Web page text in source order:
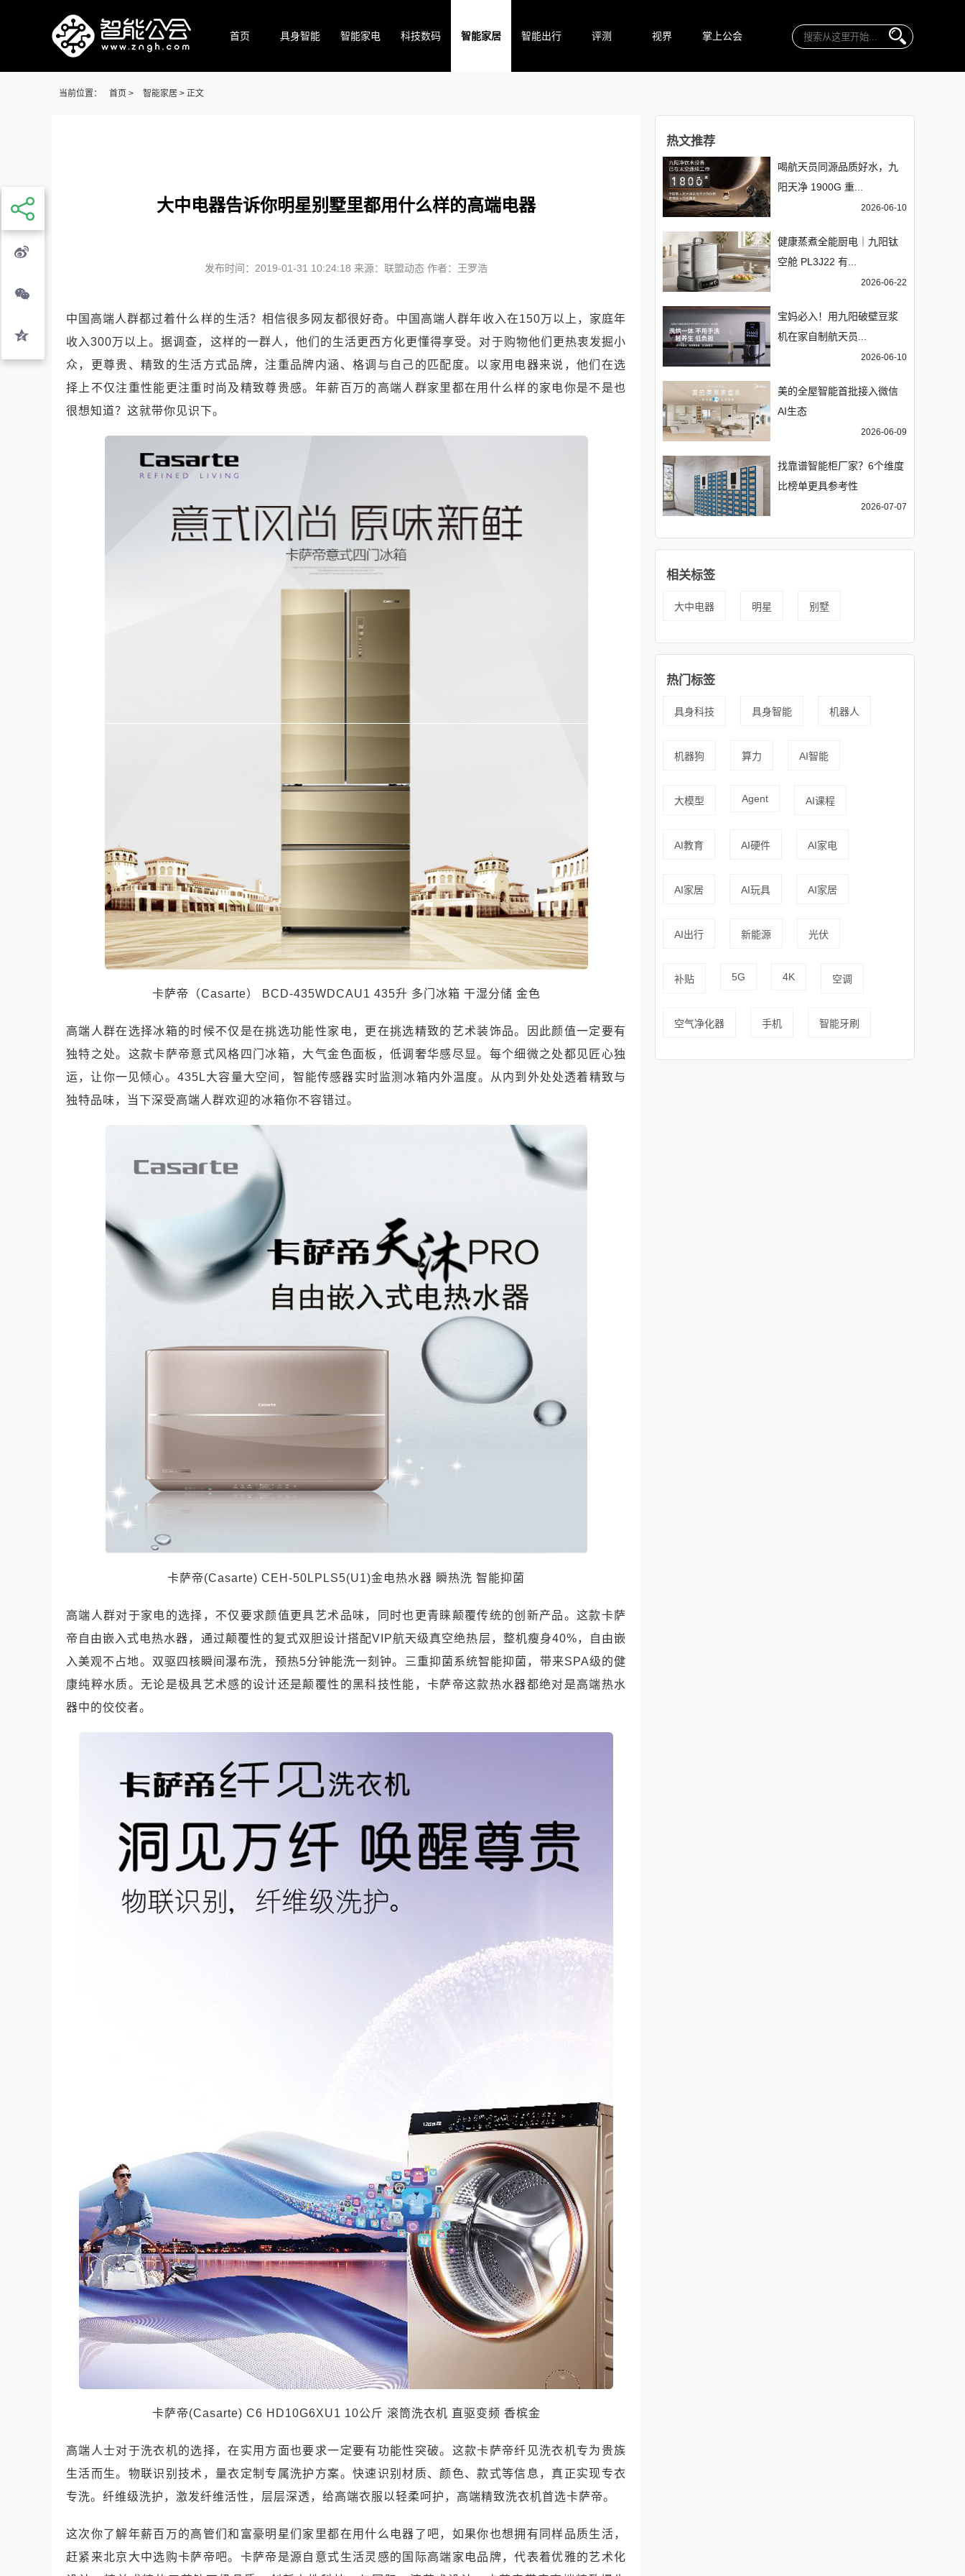
首页 具身智能 智能家电 科技数码 智能家居 智能出行 评测 视界 掌上公会
当前位置： 首页 > 智能家居 > 正文
大中电器告诉你明星别墅里都用什么样的高端电器
发布时间：2019-01-31 10:24:18 来源：联盟动态 作者：王罗浩
中国高端人群都过着什么样的生活？相信很多网友都很好奇。中国高端人群年收入在150万以上，家庭年
收入300万以上。据调查，这样的一群人，他们的生活更西方化更懂得享受。对于购物他们更热衷发掘小
众，更尊贵、精致的生活方式品牌，注重品牌内涵、格调与自己的匹配度。以家用电器来说，他们在选
择上不仅注重性能更注重时尚及精致尊贵感。年薪百万的高端人群家里都在用什么样的家电你是不是也
很想知道？这就带你见识下。
卡萨帝（Casarte） BCD-435WDCAU1 435升 多门冰箱 干湿分储 金色
高端人群在选择冰箱的时候不仅是在挑选功能性家电，更在挑选精致的艺术装饰品。因此颜值一定要有
独特之处。这款卡萨帝意式风格四门冰箱，大气金色面板，低调奢华感尽显。每个细微之处都见匠心独
运，让你一见倾心。435L大容量大空间，智能传感器实时监测冰箱内外温度。从内到外处处透着精致与
独特品味，当下深受高端人群欢迎的冰箱你不容错过。
卡萨帝(Casarte) CEH-50LPLS5(U1)金电热水器 瞬热洗 智能抑菌
高端人群对于家电的选择，不仅要求颜值更具艺术品味，同时也更青睐颠覆传统的创新产品。这款卡萨
帝自由嵌入式电热水器，通过颠覆性的复式双胆设计搭配VIP航天级真空绝热层，整机瘦身40%，自由嵌
入美观不占地。双驱四核瞬间瀑布洗，预热5分钟能洗一刻钟。三重抑菌系统智能抑菌，带来SPA级的健
康纯粹水质。无论是极具艺术感的设计还是颠覆性的黑科技性能，卡萨帝这款热水器都绝对是高端热水
器中的佼佼者。
卡萨帝(Casarte) C6 HD10G6XU1 10公斤 滚筒洗衣机 直驱变频 香槟金
高端人士对于洗衣机的选择，在实用方面也要求一定要有功能性突破。这款卡萨帝纤见洗衣机专为贵族
生活而生。物联识别技术，量衣定制专属洗护方案。快速识别材质、颜色、款式等信息，真正实现专衣
专洗。纤维级洗护，激发纤维活性，层层深透，给高端衣服以轻柔呵护，高端精致洗衣机首选卡萨帝。
这次你了解年薪百万的高管们和富豪明星们家里都在用什么电器了吧，如果你也想拥有同样品质生活，
赶紧来北京大中选购卡萨帝吧。卡萨帝是源自意式生活灵感的国际高端家电品牌，代表着优雅的艺术化
热文推荐
喝航天员同源品质好水，九
阳天净 1900G 重...
2026-06-10
健康蒸煮全能厨电｜九阳钛
空舱 PL3J22 有...
2026-06-22
宝妈必入！用九阳破壁豆浆
机在家自制航天员...
2026-06-10
美的全屋智能首批接入微信
AI生态
2026-06-09
找靠谱智能柜厂家？6个维度
比榜单更具参考性
2026-07-07
相关标签
大中电器 明星 别墅
热门标签
具身科技 具身智能 机器人
机器狗 算力 AI智能
大模型 Agent AI课程
AI教育 AI硬件 AI家电
AI家居 AI玩具 AI家居
AI出行 新能源 光伏
补贴 5G 4K 空调
空气净化器 手机 智能牙刷